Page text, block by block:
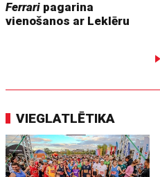
Ferrari pagarina
vienošanos ar Leklēru
VIEGLATLĒTIKA